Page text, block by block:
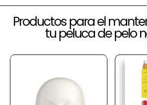
Productos para el
tu peluca de pelo